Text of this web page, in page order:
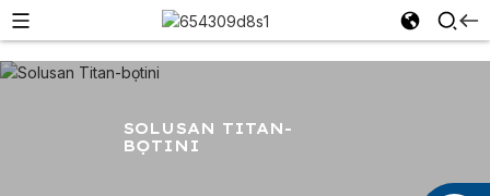
SOLUSAN TITAN-
BỌTINI